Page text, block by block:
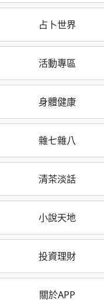
占卜世界
活動專區
身體健康
雜七雜八
清茶淡話
小說天地
投資理財
關於APP